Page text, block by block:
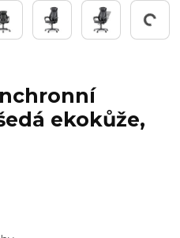
Pracuji...
ekokůže,